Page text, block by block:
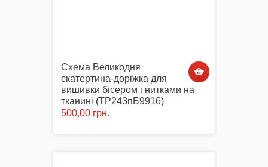
Схема Великодня
скатертина-доріжка для
вишивки бісером і нитками на
тканині (ТР243пБ9916)
500,00 грн.